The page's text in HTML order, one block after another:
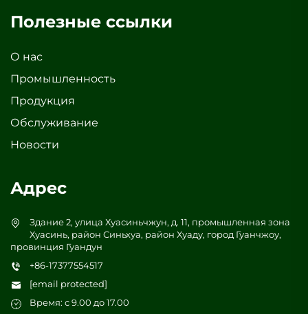
Полезные ссылки
О нас
Промышленность
Продукция
Обслуживание
Новости
Адрес
Здание 2, улица Хуасиньчжун, д. 11, промышленная зона
Хуасинь, район Синьхуа, район Хуаду, город Гуанчжоу,
провинция Гуандун
+86-17377554517
[email protected]
Время: с 9.00 до 17.00